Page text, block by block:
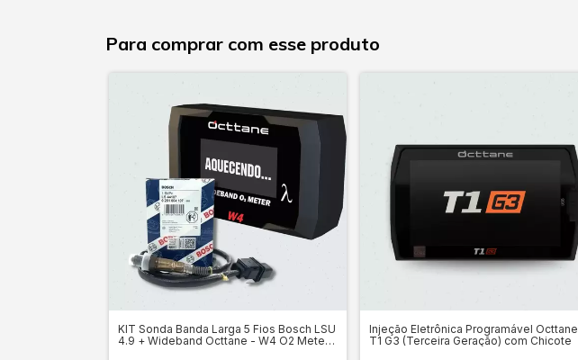
Para comprar com esse produto
KIT Sonda Banda Larga 5 Fios Bosch LSU
4.9 + Wideband Octtane - W4 O2 Meter
Injeção Eletrônica Programável Octtane
T1 G3 (Terceira Geração) com Chicote